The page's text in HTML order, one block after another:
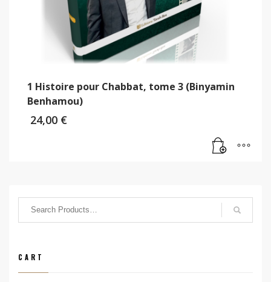
1 Histoire pour Chabbat, tome 3 (Binyamin
Benhamou)
24,00 €
CART